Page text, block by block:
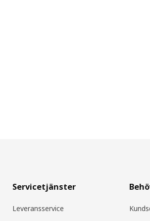
Servicetjänster
Leveransservice